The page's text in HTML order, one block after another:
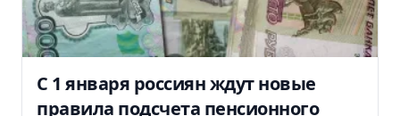
С 1 января россиян ждут новые
правила подсчета пенсионного